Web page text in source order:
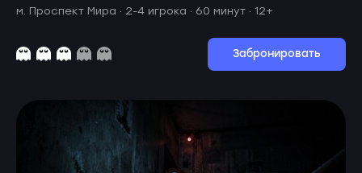
м. Проспект Мира · 2-4 игрока · 60 минут · 12+
Забронировать